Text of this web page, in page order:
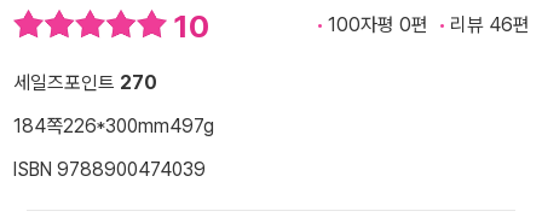
10 100자평 0편 리뷰 46편
세일즈포인트 270
184쪽226*300mm497g
ISBN 9788900474039